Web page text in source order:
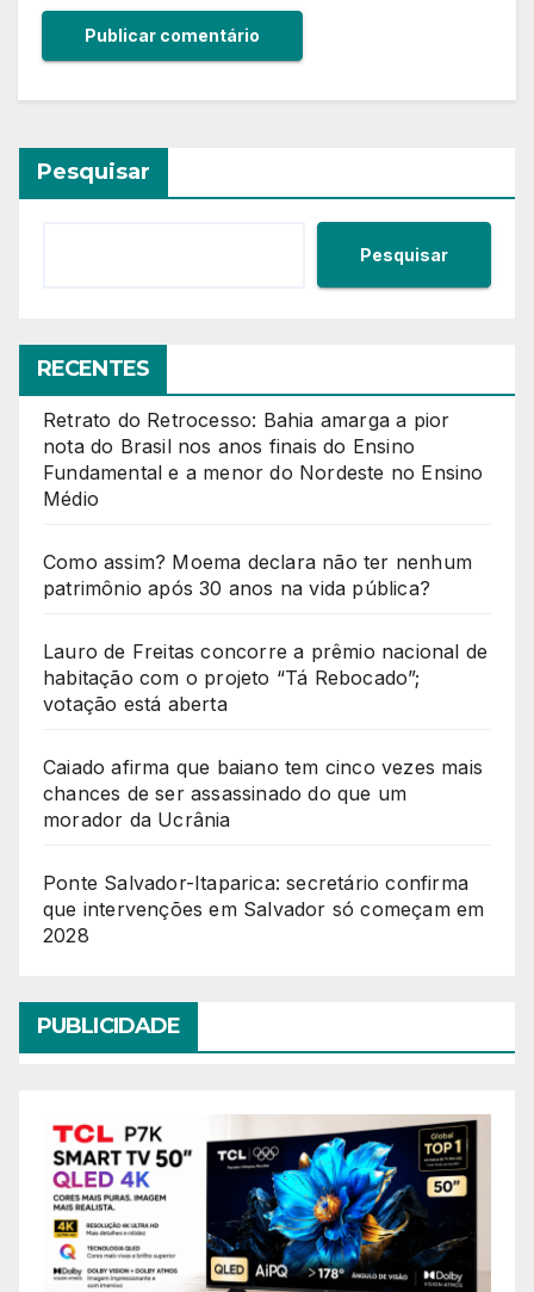
Pesquisar
Pesquisar
RECENTES
Retrato do Retrocesso: Bahia amarga a pior
nota do Brasil nos anos finais do Ensino
Fundamental e a menor do Nordeste no Ensino
Médio
Como assim? Moema declara não ter nenhum
patrimônio após 30 anos na vida pública?
Lauro de Freitas concorre a prêmio nacional de
habitação com o projeto “Tá Rebocado”;
votação está aberta
Caiado afirma que baiano tem cinco vezes mais
chances de ser assassinado do que um
morador da Ucrânia
Ponte Salvador-Itaparica: secretário confirma
que intervenções em Salvador só começam em
2028
PUBLICIDADE